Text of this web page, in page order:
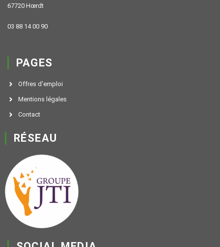
67720 Hœrdt
03 88 14 00 90
PAGES
Offres d'emploi
Mentions légales
Contact
RÉSEAU